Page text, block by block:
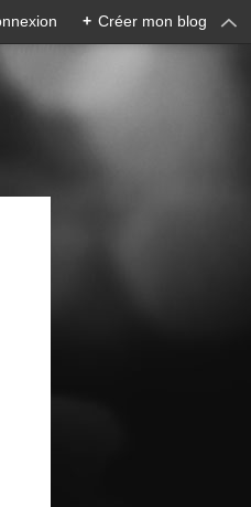
+ Créer mon blog